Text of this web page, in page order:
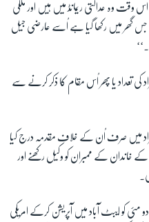
وقت وہ عدالتی ریمانڈ میں ہیں اور ملکی
جس گھر میں رکھا گیا ہے اُسے عارضی جیل
تعداد یا پھر اُس مقام کا ذکر کرنے سے
میں صرف اُن کے خلاف مقدمہ درج کیا
خاندان کے ممبران کو وکیل رکھنے اور
کو ایبٹ آباد میں آپریشن کرکے امریکی